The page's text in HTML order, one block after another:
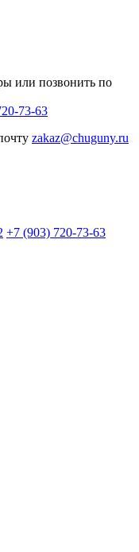
или позвонить по
73-63
zakaz@chuguny.ru
+7 (903) 720-73-63